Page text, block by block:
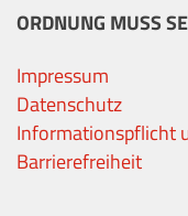
ORDNUNG MUSS
Impressum
Datenschutz
Informationspflicht
Barrierefreiheit